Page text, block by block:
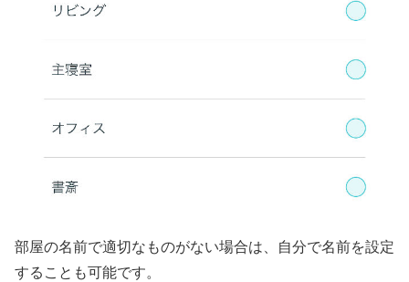
部屋の名前で適切なものがない場合は、自分で名前を設定
することも可能です。